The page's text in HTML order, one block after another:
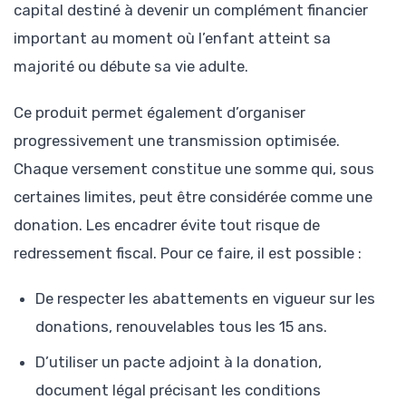
capital destiné à devenir un complément financier
important au moment où l’enfant atteint sa
majorité ou débute sa vie adulte.
Ce produit permet également d’organiser
progressivement une transmission optimisée.
Chaque versement constitue une somme qui, sous
certaines limites, peut être considérée comme une
donation. Les encadrer évite tout risque de
redressement fiscal. Pour ce faire, il est possible :
De respecter les abattements en vigueur sur les
donations, renouvelables tous les 15 ans.
D’utiliser un pacte adjoint à la donation,
document légal précisant les conditions